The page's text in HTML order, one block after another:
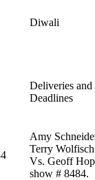
Diwali
Deliveries and
Deadlines
Amy
Terry
Vs. Geoff
show # 8484.